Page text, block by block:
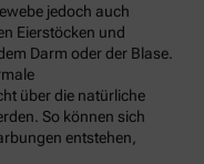
jedoch auch
Eierstöcken und
Darm oder der Blase.
über die natürliche
So können sich
entstehen,